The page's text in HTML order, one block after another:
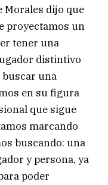
Morales dijo que
proyectamos un
tener una
distintivo
buscar una
en su figura
que sigue
marcando
buscando: una
y persona, ya
poder